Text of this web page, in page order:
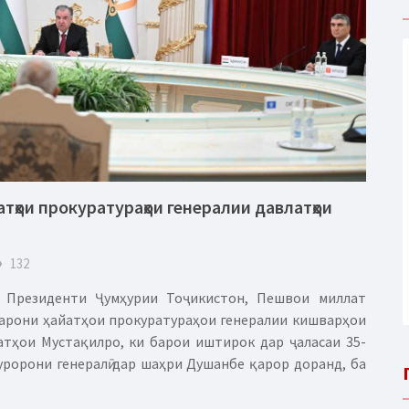
прокуратураҳои генералии давлатҳои
132
Ҷумҳурии Тоҷикистон, Пешвои миллат
ҳайатҳои прокуратураҳои генералии кишварҳои
Мустақилро, ки барои иштирок дар ҷаласаи 35-
генералӣ дар шаҳри Душанбе қарор доранд, ба